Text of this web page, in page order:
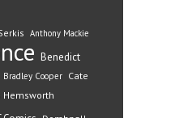
Anthony Mackie
Benedict
Bradley Cooper Cate
Hemsworth